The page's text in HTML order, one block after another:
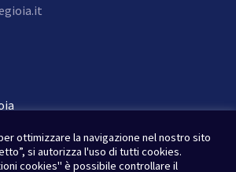
ottimizzare la navigazione nel nostro sito
si autorizza l'uso di tutti cookies.
cookies" è possibile controllare il